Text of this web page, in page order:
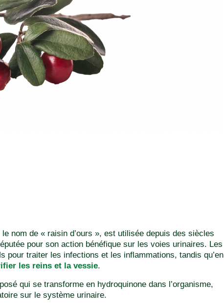
nom de « raisin d’ours », est utilisée depuis des siècles
pour son action bénéfique sur les voies urinaires. Les
pour traiter les infections et les inflammations, tandis qu’en
les reins et la vessie.
qui se transforme en hydroquinone dans l’organisme,
sur le système urinaire.